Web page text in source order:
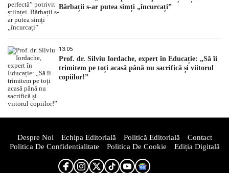
Bărbații s-ar putea simți „încurcați”
13:05
Prof. dr. Silviu Iordache, expert în Educație: „Să îi
trimitem pe toți acasă până nu sacrifică și viitorul
copiilor!”
Despre Noi Echipa Editorială Politică Editorială
Contact
Politica De Confidentialitate
Politica De Cookie Ediția Digitală